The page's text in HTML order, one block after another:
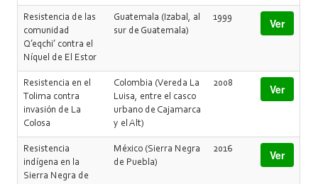
Resistencia de las
comunidad
Q’eqchi’ contra el
Níquel de El Estor
Guatemala (Izabal, al
sur de Guatemala)
1999 Ver
Resistencia en el
Tolima contra
invasión de La
Colosa
Colombia (Vereda La
Luisa, entre el casco
urbano de Cajamarca
y el Alt)
2008 Ver
Resistencia
indígena en la
Sierra Negra de
México (Sierra Negra
de Puebla)
2016 Ver